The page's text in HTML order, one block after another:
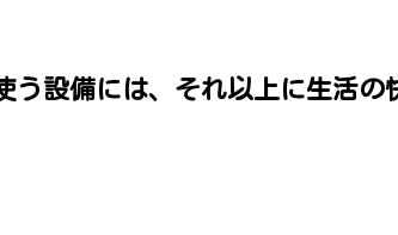
う設備には、それ以上に生活の